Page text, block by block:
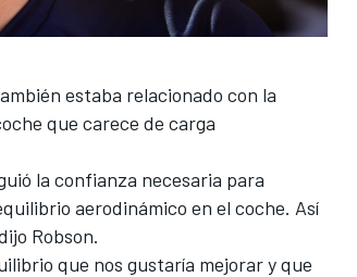
estaba relacionado con la
que carece de carga
la confianza necesaria para
aerodinámico en el coche. Así
Robson.
que nos gustaría mejorar y que